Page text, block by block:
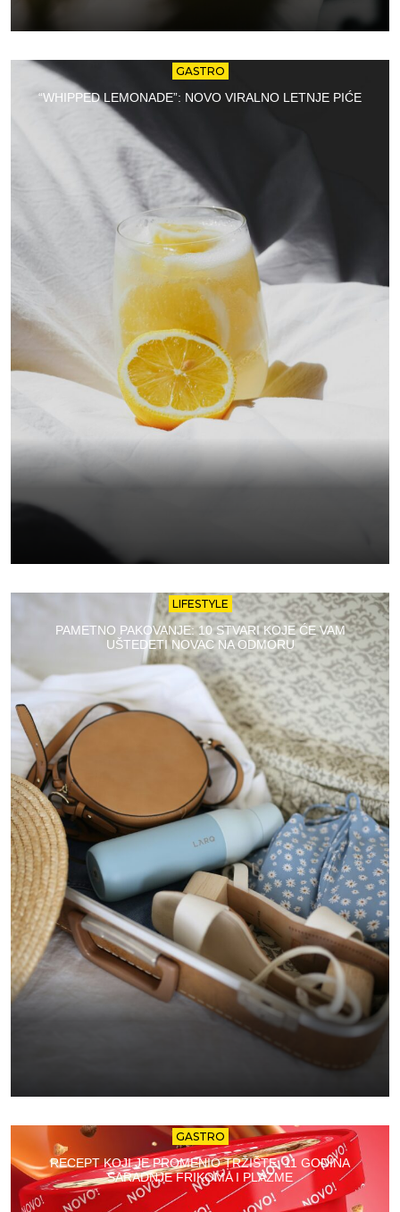
GASTRO
“WHIPPED LEMONADE”: NOVO VIRALNO LETNJE PIĆE
LIFESTYLE
PAMETNO PAKOVANJE: 10 STVARI KOJE ĆE VAM
UŠTEDETI NOVAC NA ODMORU
GASTRO
RECEPT KOJI JE PROMENIO TRŽIŠTE: 11 GODINA
SARADNJE FRIKOMA I PLAZME